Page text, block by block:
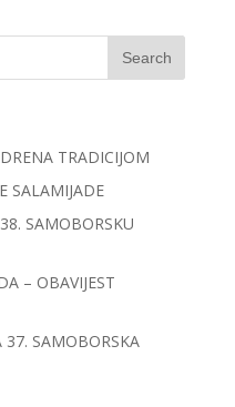
TRADICIJOM
SALAMIJADE
SAMOBORSKU
– OBAVIJEST
SAMOBORSKA